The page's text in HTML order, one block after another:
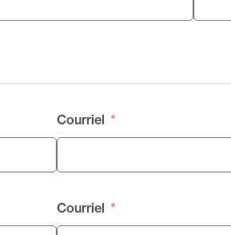
Courriel
Courriel